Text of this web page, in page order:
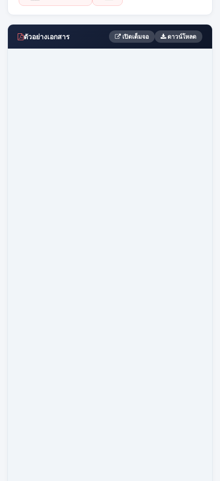
ตัวอย่างเอกสาร เปิดเต็มจอ ดาวน์โหลด